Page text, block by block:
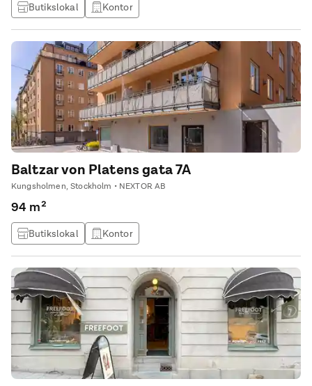
Butikslokal Kontor
Baltzar von Platens gata 7A
Kungsholmen, Stockholm • NEXTOR AB
94 m²
Butikslokal Kontor